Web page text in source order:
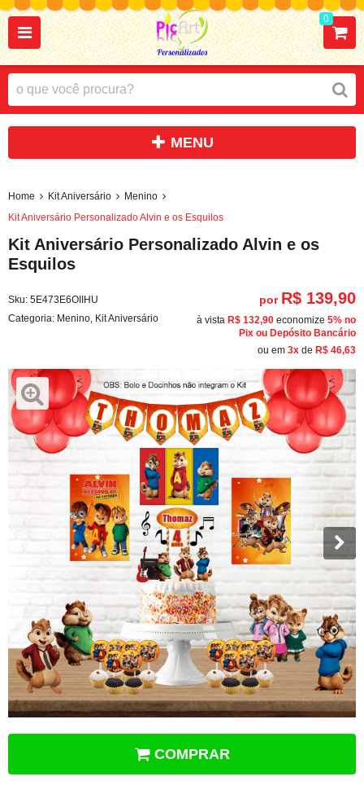
0
Home Kit Aniversário
Menino
Kit Aniversário Personalizado Alvin e os Esquilos
Kit Aniversário Personalizado Alvin e os
Esquilos
Sku: 5E473E6OIIHU
Categoria: Menino Kit Aniversário
por R$ 139,90
à vista R$ 132,90 economize 5% no
Pix ou Depósito Bancário
ou em 3x de R$ 46,63
COMPRAR